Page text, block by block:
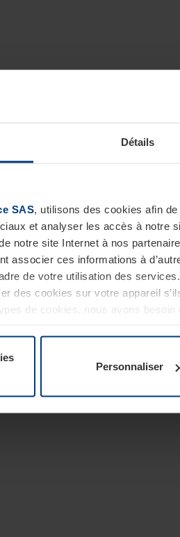
Détails
SAS, utilisons des cookies afin
et analyser les accès à notre
notre site Internet à nos
associer ces informations à
de votre utilisation des services.
des cookies sur votre appareil
de cookies, nous avons
Personnaliser